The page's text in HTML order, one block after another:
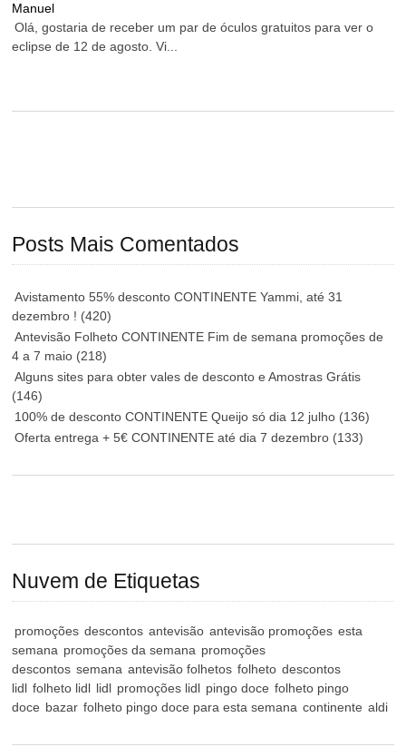
Manuel
Olá, gostaria de receber um par de óculos gratuitos para ver o
eclipse de 12 de agosto. Vi...
Posts Mais Comentados
Avistamento 55% desconto CONTINENTE Yammi, até 31
dezembro ! (420)
Antevisão Folheto CONTINENTE Fim de semana promoções de
4 a 7 maio (218)
Alguns sites para obter vales de desconto e Amostras Grátis
(146)
100% de desconto CONTINENTE Queijo só dia 12 julho (136)
Oferta entrega + 5€ CONTINENTE até dia 7 dezembro (133)
Nuvem de Etiquetas
promoções descontos antevisão antevisão promoções esta
semana promoções da semana promoções
descontos semana antevisão folhetos folheto descontos
lidl folheto lidl lidl promoções lidl pingo doce folheto pingo
doce bazar folheto pingo doce para esta semana continente aldi